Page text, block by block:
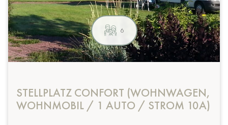
6
STELLPLATZ CONFORT (WOHNWAGEN,
WOHNMOBIL / 1 AUTO / STROM 10A)